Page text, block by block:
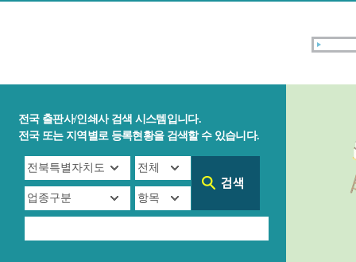
전국 출판사/인쇄사 검색 시스템입니다.
전국 또는 지역별로 등록현황을 검색할 수 있습니다.